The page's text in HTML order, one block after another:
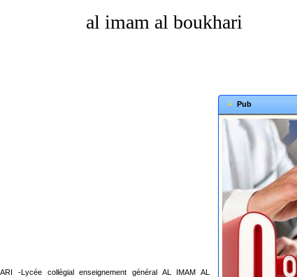
al imam al boukhari
-Lycée collègial enseignement général AL IMAM AL
Pub